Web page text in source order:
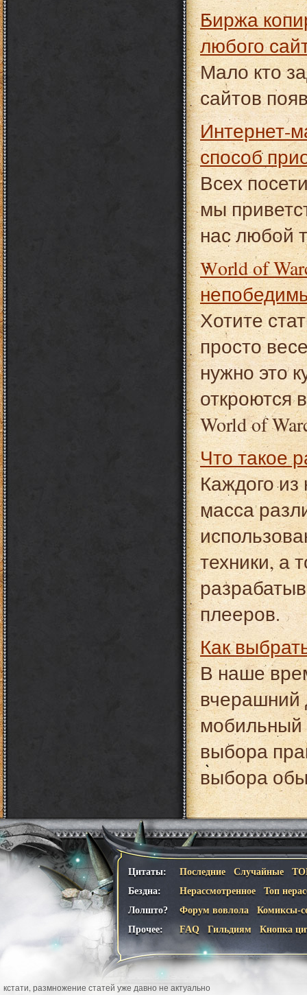
Биржа копирайтинга eTXT.ru: грамотные тексты для
любого
Мало кто
сайтов
Интернет-магазин 220Вольт - это самый быстрый
способ
Всех
мы
нас любой
World of Warcraft: купить золото WoW и стать
Хотите
просто
нужно это
откроются
World of
Что такое
Каждого из
масса
техники, а
плееров.
Как
В наше
вчерашний
мобильный
выбора
выбора
Цитаты: Последние Случайные
Бездна:
Нерассмотренное
Топ
Лолшто?
Форум вовлола
Комиксы-
Прочее:
FAQ Гильдиям Кнопка
кстати, размножение статей уже давно не актуально